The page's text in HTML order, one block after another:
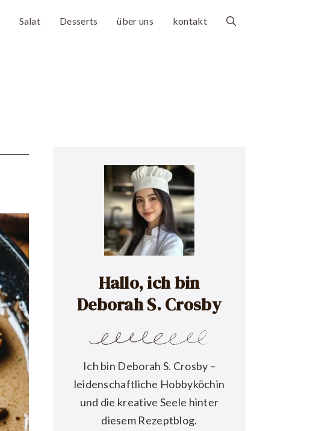
Salat Desserts über uns kontakt
Hallo, ich bin
Deborah S. Crosby
Ich bin Deborah S. Crosby –
leidenschaftliche Hobbyköchin
und die kreative Seele hinter
diesem Rezeptblog.